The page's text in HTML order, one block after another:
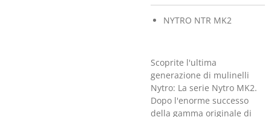
NYTRO NTR MK2
Scoprite l'ultima
generazione di mulinelli
Nytro: La serie Nytro MK2.
Dopo l'enorme successo
della gamma originale di